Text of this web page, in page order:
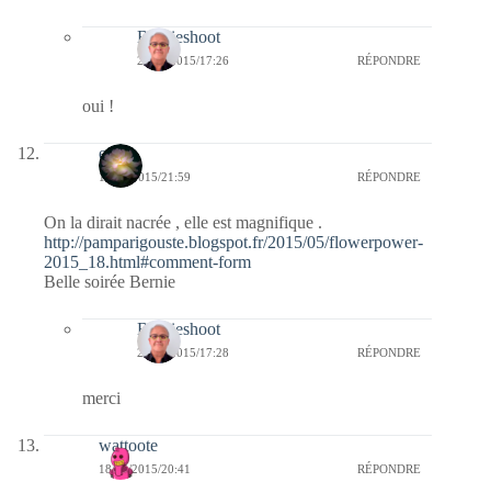
Bernieshoot
24/05/2015/17:26 RÉPONDRE
oui !
erato
18/05/2015/21:59 RÉPONDRE
On la dirait nacrée , elle est magnifique .
http://pamparigouste.blogspot.fr/2015/05/flowerpower-
2015_18.html#comment-form
Belle soirée Bernie
Bernieshoot
24/05/2015/17:28 RÉPONDRE
merci
wattoote
18/05/2015/20:41 RÉPONDRE